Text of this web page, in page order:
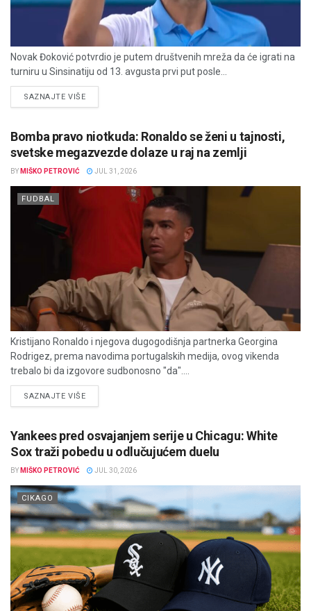
Novak Đoković potvrdio je putem društvenih mreža da će igrati na
turniru u Sinsinatiju od 13. avgusta prvi put posle...
SAZNAJTE VIŠEDETAILS
Bomba pravo niotkuda: Ronaldo se ženi u tajnosti,
svetske megazvezde dolaze u raj na zemlji
BY MIŠKO PETROVIĆ JUL 31, 2026
FUDBAL
Kristijano Ronaldo i njegova dugogodišnja partnerka Georgina
Rodrigez, prema navodima portugalskih medija, ovog vikenda
trebalo bi da izgovore sudbonosno "da"....
SAZNAJTE VIŠEDETAILS
Yankees pred osvajanjem serije u Chicagu: White
Sox traži pobedu u odlučujućem duelu
BY MIŠKO PETROVIĆ JUL 30, 2026
CIKAGO